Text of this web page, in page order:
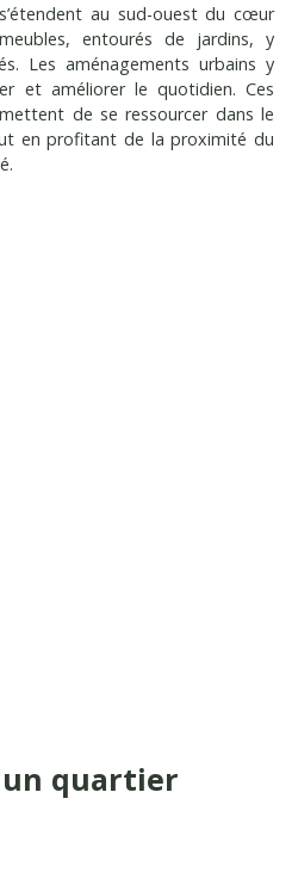
au sud-ouest du cœur
entourés de jardins, y
Les aménagements urbains y
et améliorer le quotidien. Ces
de se ressourcer dans le
en profitant de la proximité du
un quartier